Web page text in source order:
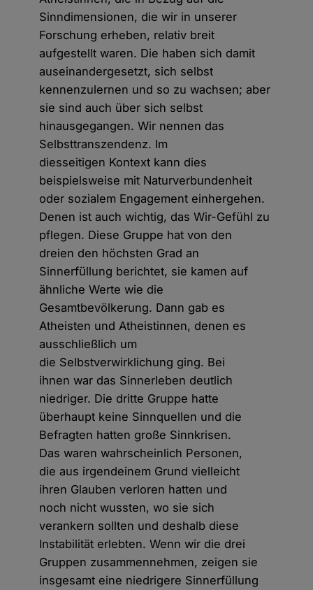
Sinndimensionen, die wir in unserer
Forschung erheben, relativ breit
aufgestellt waren. Die haben sich damit
auseinandergesetzt, sich selbst
kennenzulernen und so zu wachsen; aber
sie sind auch über sich selbst
hinausgegangen. Wir nennen das
Selbsttranszendenz. Im
diesseitigen Kontext kann dies
beispielsweise mit Naturverbundenheit
oder sozialem Engagement einhergehen.
Denen ist auch wichtig, das Wir-Gefühl zu
pflegen. Diese Gruppe hat von den
dreien den höchsten Grad an
Sinnerfüllung berichtet, sie kamen auf
ähnliche Werte wie die
Gesamtbevölkerung. Dann gab es
Atheisten und Atheistinnen, denen es
ausschließlich um
die Selbstverwirklichung ging. Bei
ihnen war das Sinnerleben deutlich
niedriger. Die dritte Gruppe hatte
überhaupt keine Sinnquellen und die
Befragten hatten große Sinnkrisen.
Das waren wahrscheinlich Personen,
die aus irgendeinem Grund vielleicht
ihren Glauben verloren hatten und
noch nicht wussten, wo sie sich
verankern sollten und deshalb diese
Instabilität erlebten. Wenn wir die drei
Gruppen zusammennehmen, zeigen sie
insgesamt eine niedrigere Sinnerfüllung